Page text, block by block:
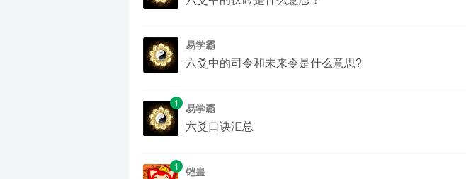
易学霸
六爻中的司令和未来令是什么意思?
1
易学霸
六爻口诀汇总
1
铠皇